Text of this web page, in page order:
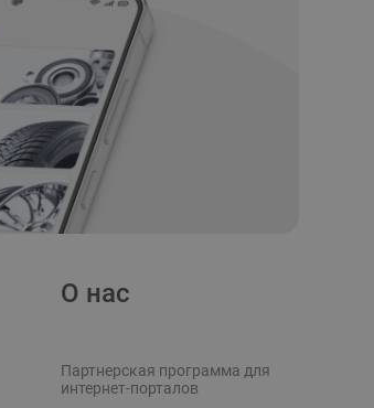
О нас
Партнерская программа для
интернет-порталов